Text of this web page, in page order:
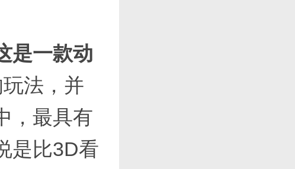
是一款动
法，并
，最具有
是比3D看